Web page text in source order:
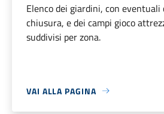
Elenco dei giardini, con
chiusura, e dei campi gioco
suddivisi per zona.
VAI ALLA PAGINA